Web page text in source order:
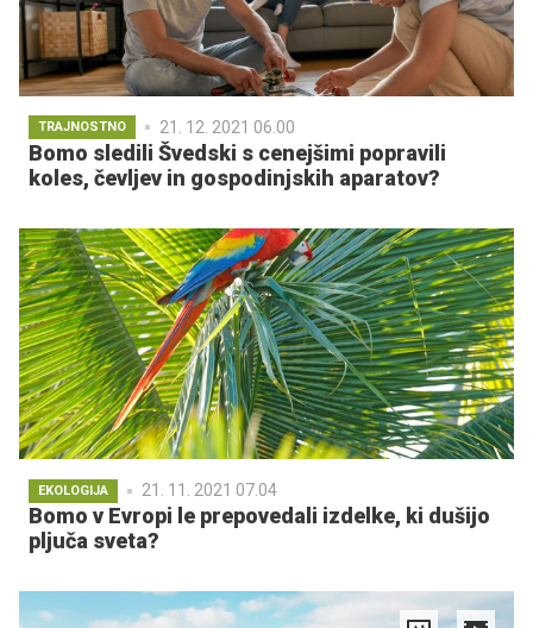
TRAJNOSTNO 21. 12. 2021 06.00
Bomo sledili Švedski s cenejšimi popravili
koles, čevljev in gospodinjskih aparatov?
EKOLOGIJA 21. 11. 2021 07.04
Bomo v Evropi le prepovedali izdelke, ki dušijo
pljuča sveta?